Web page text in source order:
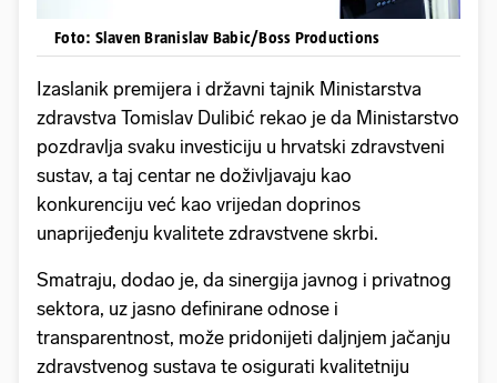
Foto: Slaven Branislav Babic/Boss Productions
Izaslanik premijera i državni tajnik Ministarstva
zdravstva Tomislav Dulibić rekao je da Ministarstvo
pozdravlja svaku investiciju u hrvatski zdravstveni
sustav, a taj centar ne doživljavaju kao
konkurenciju već kao vrijedan doprinos
unaprijeđenju kvalitete zdravstvene skrbi.
Smatraju, dodao je, da sinergija javnog i privatnog
sektora, uz jasno definirane odnose i
transparentnost, može pridonijeti daljnjem jačanju
zdravstvenog sustava te osigurati kvalitetniju